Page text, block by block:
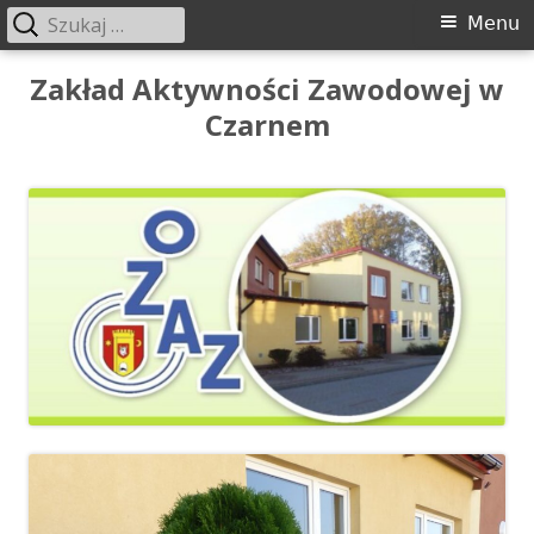
Przeskocz
Zakład Aktywności Zawodowej w
Czarnem
Menu
główne
Menu
Szukaj: